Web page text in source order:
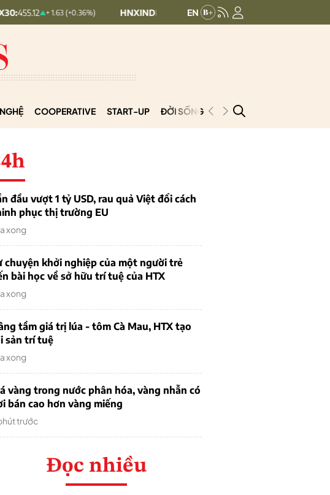
+ 1.63 (+0.36%) HNXINDEX:293.44 + 0.25 (+0.09%) UPCOMINDEX:
COOPERATIVE START-UP ĐỜI SỐNG PODCAST
đầu vượt 1 tỷ USD, rau quả Việt đổi cách
phục thị trường EU
xong
chuyện khởi nghiệp của một người trẻ
bài học về sở hữu trí tuệ của HTX
xong
tầm giá trị lúa - tôm Cà Mau, HTX tạo
sản trí tuệ
xong
vàng trong nước phân hóa, vàng nhẫn có
bán cao hơn vàng miếng
trước
Đọc nhiều